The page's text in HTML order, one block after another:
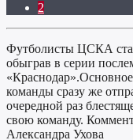
2
Футболисты ЦСКА
обыграв в серии
команды сразу же
очередной раз
свою команду.
Александра Ухова